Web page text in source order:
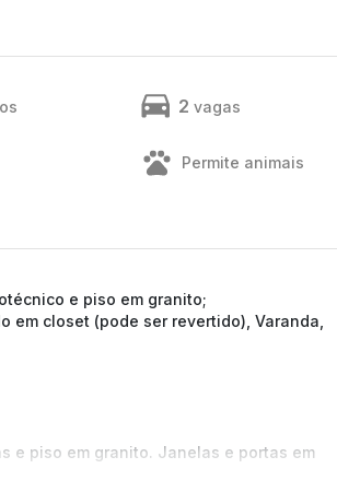
2 vagas
Permite animais
e piso em granito;
closet (pode ser revertido), Varanda,
e piso em granito. Janelas e portas em